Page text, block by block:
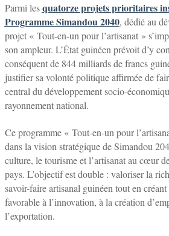
Parmi lesquatorze projets prioritaires
Programme Simandou 2040, dédié au
projet « Tout-en-un pour l’artisanat »
son ampleur. L’État guinéen prévoit d’y
conséquent de 844 milliards de francs
justifier sa volonté politique affirmée de
central du développement socio-
rayonnement national.
Ce programme « Tout-en-un pour
dans la vision stratégique de Simandou
culture, le tourisme et l’artisanat au cœur
pays. L’objectif est double : valoriser la
savoir-faire artisanal guinéen tout en
favorable à l’innovation, à la création
l’exportation.